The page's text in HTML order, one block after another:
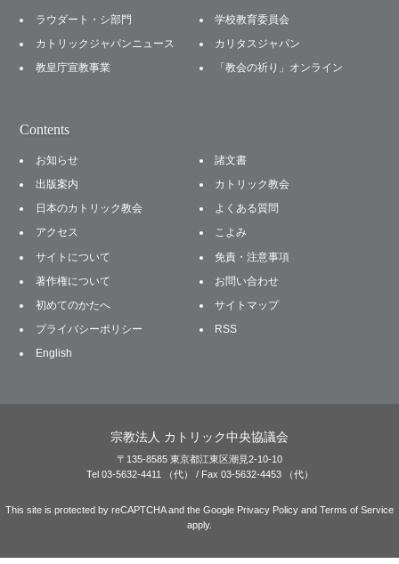
ラウダート・シ部門
学校教育委員会
カトリックジャパンニュース
カリタスジャパン
教皇庁宣教事業
「教会の祈り」オンライン
Contents
お知らせ
諸文書
出版案内
カトリック教会
日本のカトリック教会
よくある質問
アクセス
こよみ
サイトについて
免責・注意事項
著作権について
お問い合わせ
初めてのかたへ
サイトマップ
プライバシーポリシー
RSS
English
宗教法人 カトリック中央協議会
〒135-8585 東京都江東区潮見2-10-10
Tel 03-5632-4411 （代） / Fax 03-5632-4453 （代）
This site is protected by reCAPTCHA and the Google Privacy Policy and Terms of Service
apply.